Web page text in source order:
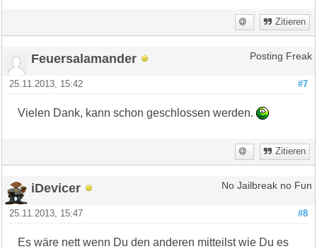
Zitieren
Feuersalamander Posting Freak
#7
25.11.2013, 15:42
Vielen Dank, kann schon geschlossen werden.
Zitieren
iDevicer No Jailbreak no Fun
#8
25.11.2013, 15:47
Es wäre nett wenn Du den anderen mitteilst wie Du es